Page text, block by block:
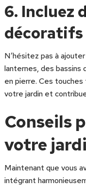
6. Incluez
décoratifs
N’hésitez pas à
lanternes, des bassins
en pierre. Ces
votre jardin et
Conseils
votre
Maintenant que vous
intégrant